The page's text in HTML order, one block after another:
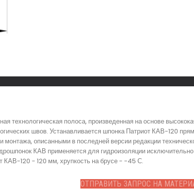
технологическая полоса, произведенная на основе
швов. Устанавливается шпонка Патриот КАВ-120
монтажа, описанными в последней версии редакции
КАВ применяется для гидроизоляции
КАВ-120 - 120 мм, хрупкость на брусе - -45 С.
ОТПРАВИТЬ ЗАПРОС НА